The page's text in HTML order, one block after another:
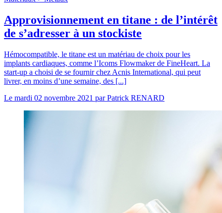
Approvisionnement en titane : de l’intérêt
de s’adresser à un stockiste
Hémocompatible, le titane est un matériau de choix pour les
implants cardiaques, comme l’Icoms Flowmaker de FineHeart. La
start-up a choisi de se fournir chez Acnis International, qui peut
livrer, en moins d’une semaine, des [...]
Le mardi 02 novembre 2021 parPatrick RENARD